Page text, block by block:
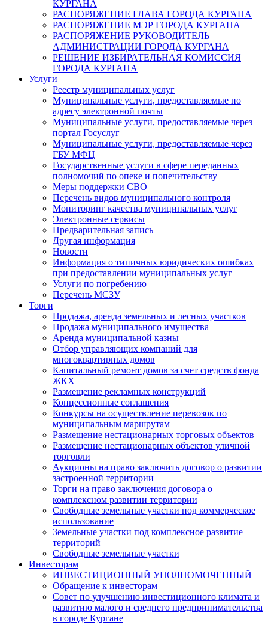
КУРГАНА
РАСПОРЯЖЕНИЕ ГЛАВА ГОРОДА КУРГАНА
РАСПОРЯЖЕНИЕ МЭР ГОРОДА КУРГАНА
РАСПОРЯЖЕНИЕ РУКОВОДИТЕЛЬ
АДМИНИСТРАЦИИ ГОРОДА КУРГАНА
РЕШЕНИЕ ИЗБИРАТЕЛЬНАЯ КОМИССИЯ
ГОРОДА КУРГАНА
Услуги
Реестр муниципальных услуг
Муниципальные услуги, предоставляемые по
адресу электронной почты
Муниципальные услуги, предоставляемые через
портал Госуслуг
Муниципальные услуги, предоставляемые через
ГБУ МФЦ
Государственные услуги в сфере переданных
полномочий по опеке и попечительству
Меры поддержки СВО
Перечень видов муниципального контроля
Мониторинг качества муниципальных услуг
Электронные сервисы
Предварительная запись
Другая информация
Новости
Информация о типичных юридических ошибках
при предоставлении муниципальных услуг
Услуги по погребению
Перечень МСЗУ
Торги
Продажа, аренда земельных и лесных участков
Продажа муниципального имущества
Аренда муниципальной казны
Отбор управляющих компаний для
многоквартирных домов
Капитальный ремонт домов за счет средств фонда
ЖКХ
Размещение рекламных конструкций
Концессионные соглашения
Конкурсы на осуществление перевозок по
муниципальным маршрутам
Размещение нестационарных торговых объектов
Размещение нестационарных объектов уличной
торговли
Аукционы на право заключить договор о развитии
застроенной территории
Торги на право заключения договора о
комплексном развитии территории
Свободные земельные участки под коммерческое
использование
Земельные участки под комплексное развитие
территорий
Свободные земельные участки
Инвесторам
ИНВЕСТИЦИОННЫЙ УПОЛНОМОЧЕННЫЙ
Обращение к инвесторам
Совет по улучшению инвестиционного климата и
развитию малого и среднего предпринимательства
в городе Кургане